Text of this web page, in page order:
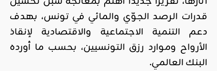
قدرات الرصد الجوّي والمائي في تونس، بهدف
دعم التنمية الاجتماعية والاقتصادية لإنقاذ
الأرواح وموارد رزق التونسيين، بحسب ما أورده
البنك العالمي.